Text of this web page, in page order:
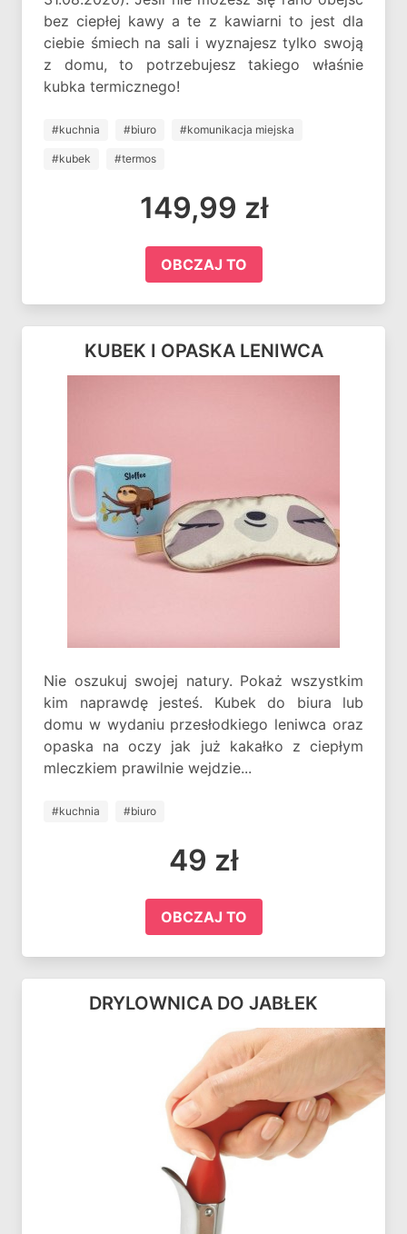
bez ciepłej kawy a te z kawiarni to jest dla
ciebie śmiech na sali i wyznajesz tylko swoją
z domu, to potrzebujesz takiego właśnie
kubka termicznego!
#kuchnia #biuro #komunikacja miejska
#kubek #termos
149,99 zł
OBCZAJ TO
KUBEK I OPASKA LENIWCA
Nie oszukuj swojej natury. Pokaż wszystkim
kim naprawdę jesteś. Kubek do biura lub
domu w wydaniu przesłodkiego leniwca oraz
opaska na oczy jak już kakałko z ciepłym
mleczkiem prawilnie wejdzie...
#kuchnia #biuro
49 zł
OBCZAJ TO
DRYLOWNICA DO JABŁEK